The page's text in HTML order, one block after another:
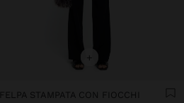
+
FELPA STAMPATA CON FIOCCHI